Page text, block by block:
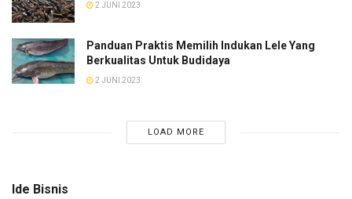
2 JUNI 2023
Panduan Praktis Memilih Indukan Lele Yang
Berkualitas Untuk Budidaya
2 JUNI 2023
LOAD MORE
Ide Bisnis